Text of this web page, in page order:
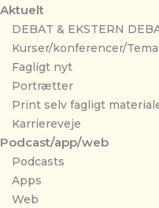
Aktuelt
DEBAT & EKSTERN
Kurser/konferencer/
Fagligt nyt
Portrætter
Print selv fagligt
Karriereveje
Podcast/app/web
Podcasts
Apps
Web